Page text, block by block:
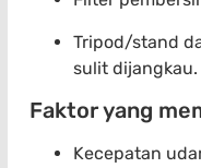
Tripod/stand
sulit dijangkau.
Faktor yang
Kecepatan